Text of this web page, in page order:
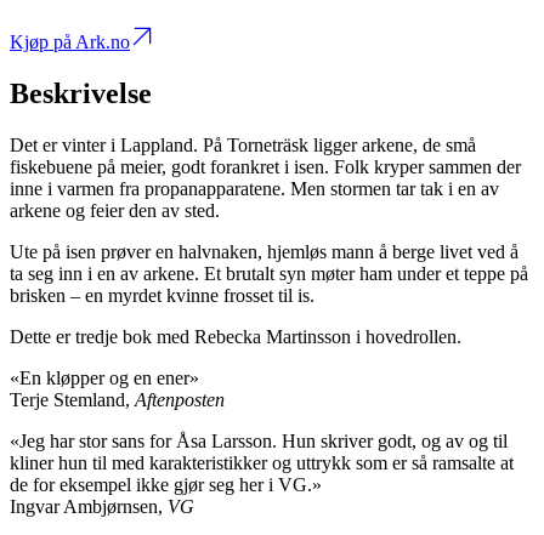
Kjøp på Ark.no
Beskrivelse
Det er vinter i Lappland. På Torneträsk ligger arkene, de små
fiskebuene på meier, godt forankret i isen. Folk kryper sammen der
inne i varmen fra propanapparatene. Men stormen tar tak i en av
arkene og feier den av sted.
Ute på isen prøver en halvnaken, hjemløs mann å berge livet ved å
ta seg inn i en av arkene. Et brutalt syn møter ham under et teppe på
brisken – en myrdet kvinne frosset til is.
Dette er tredje bok med Rebecka Martinsson i hovedrollen.
«En kløpper og en ener»
Terje Stemland, Aftenposten
«Jeg har stor sans for Åsa Larsson. Hun skriver godt, og av og til
kliner hun til med karakteristikker og uttrykk som er så ramsalte at
de for eksempel ikke gjør seg her i VG.»
Ingvar Ambjørnsen, VG